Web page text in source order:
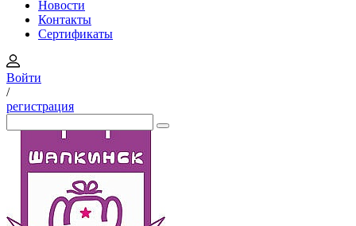
Новости
Контакты
Сертификаты
Войти
/
регистрация